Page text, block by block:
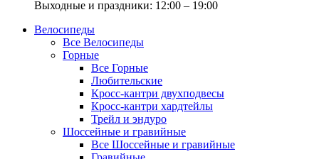
Выходные и праздники: 12:00 – 19:00
Велосипеды
Все Велосипеды
Горные
Все Горные
Любительские
Кросс-кантри двухподвесы
Кросс-кантри хардтейлы
Трейл и эндуро
Шоссейные и гравийные
Все Шоссейные и гравийные